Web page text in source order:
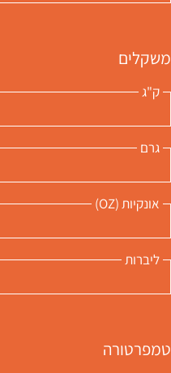
משקלים
ק"ג
גרם
אונקיות (OZ)
ליברות
טמפרטורה